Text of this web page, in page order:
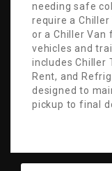
needing safe
require a
or a Chiller Van
vehicles and
includes Chiller
Rent, and
designed to
pickup to final